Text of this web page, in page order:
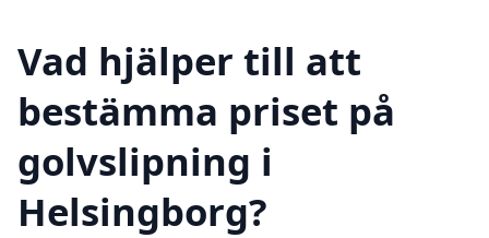
Vad hjälper till att
bestämma priset på
golvslipning i
Helsingborg?